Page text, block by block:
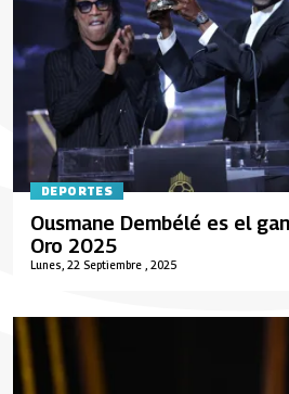
DEPORTES
Lunes, 22 Septiembre , 2025
Ousmane Dembélé es el
Oro 2025